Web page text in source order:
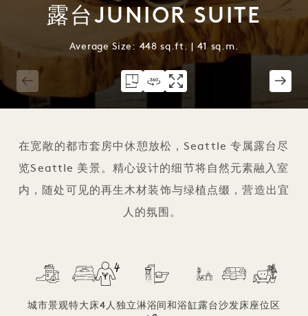
露台JUNIOR SUITE
Average Size: 448 sq.ft. | 41 sq.m.
在宽敞的都市套房中休憩放松，Seattle 专属露台尽
览Seattle 美景。精心设计的细节将自然元素融入室
内，随处可见的再生木材装饰与绿植点缀，营造出宜
人的氛围。
城市景观特大床4人 独立淋浴间和浴缸露台沙发床座位区